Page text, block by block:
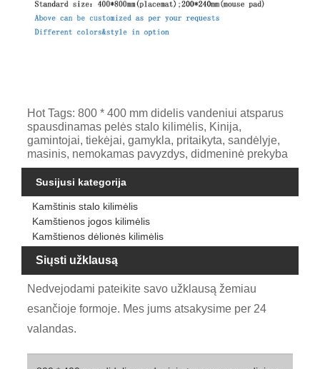
Hot Tags: 800 * 400 mm didelis vandeniui atsparus
spausdinamas pelės stalo kilimėlis, Kinija,
gamintojai, tiekėjai, gamykla, pritaikyta, sandėlyje,
masinis, nemokamas pavyzdys, didmeninė prekyba
Susijusi kategorija
Kamštinis stalo kilimėlis
Kamštienos jogos kilimėlis
Kamštienos dėlionės kilimėlis
Siųsti užklausą
Nedvejodami pateikite savo užklausą žemiau
esančioje formoje. Mes jums atsakysime per 24
valandas.